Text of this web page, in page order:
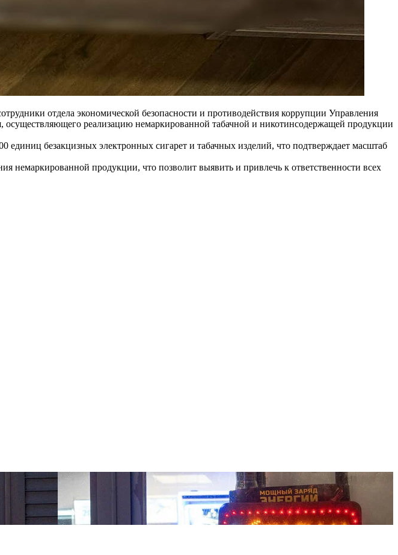
отдела экономической безопасности и противодействия коррупции Управления
реализацию немаркированной табачной и никотинсодержащей продукции
безакцизных электронных сигарет и табачных изделий, что подтверждает масштаб
немаркированной продукции, что позволит выявить и привлечь к ответственности всех